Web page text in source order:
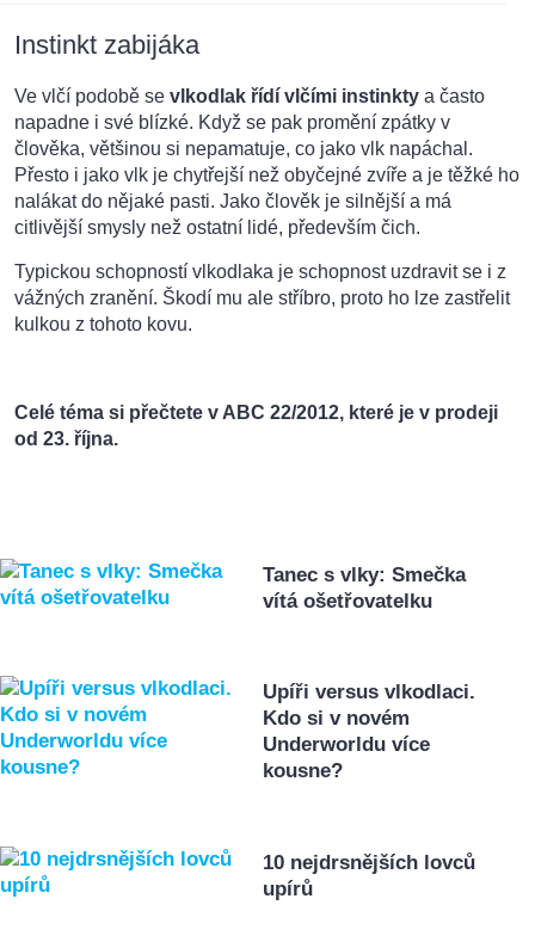
Instinkt zabijáka
Ve vlčí podobě se vlkodlak řídí vlčími instinkty a často
napadne i své blízké. Když se pak promění zpátky v
člověka, většinou si nepamatuje, co jako vlk napáchal.
Přesto i jako vlk je chytřejší než obyčejné zvíře a je těžké ho
nalákat do nějaké pasti. Jako člověk je silnější a má
citlivější smysly než ostatní lidé, především čich.
Typickou schopností vlkodlaka je schopnost uzdravit se i z
vážných zranění. Škodí mu ale stříbro, proto ho lze zastřelit
kulkou z tohoto kovu.
Celé téma si přečtete v ABC 22/2012, které je v prodeji
od 23. října.
Tanec s vlky: Smečka
vítá ošetřovatelku
Upíři versus vlkodlaci.
Kdo si v novém
Underworldu více
kousne?
10 nejdrsnějších lovců
upírů